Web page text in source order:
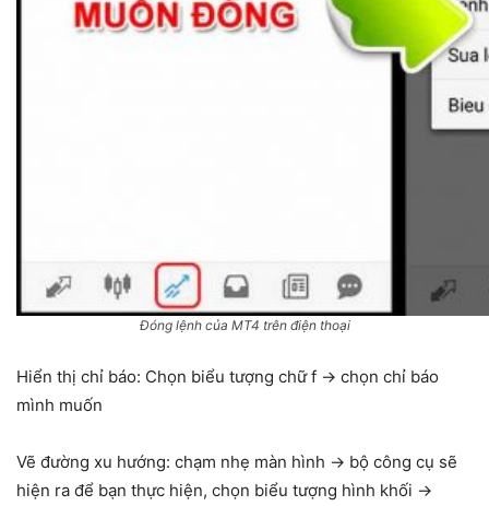
Đóng lệnh của MT4 trên điện thoại
Hiển thị chỉ báo: Chọn biểu tượng chữ f → chọn chỉ báo
mình muốn
Vẽ đường xu hướng: chạm nhẹ màn hình → bộ công cụ sẽ
hiện ra để bạn thực hiện, chọn biểu tượng hình khối →